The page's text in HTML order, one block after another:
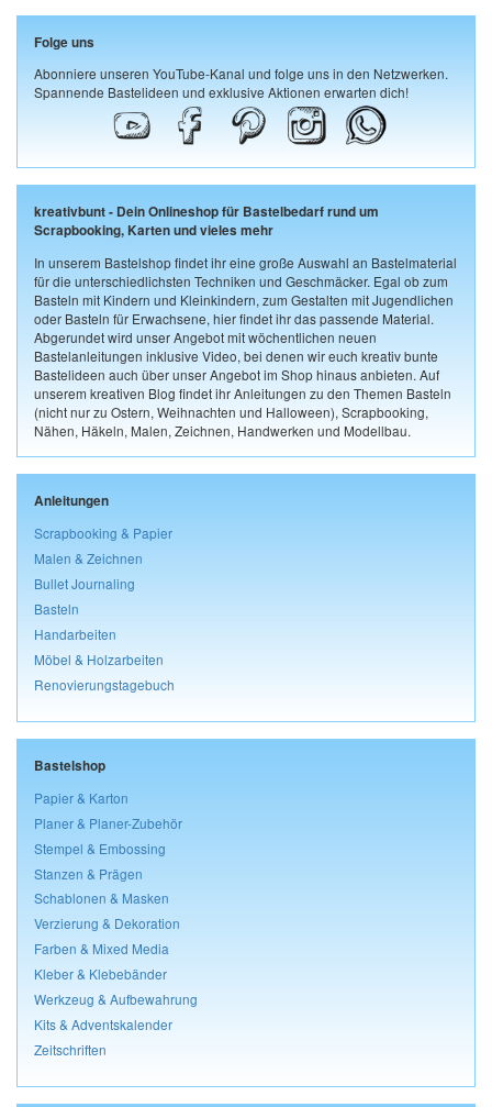
Folge uns
Abonniere unseren YouTube-Kanal und folge uns in den Netzwerken.
Spannende Bastelideen und exklusive Aktionen erwarten dich!
kreativbunt - Dein Onlineshop für Bastelbedarf rund um
Scrapbooking, Karten und vieles mehr
In unserem Bastelshop findet ihr eine große Auswahl an Bastelmaterial
für die unterschiedlichsten Techniken und Geschmäcker. Egal ob zum
Basteln mit Kindern und Kleinkindern, zum Gestalten mit Jugendlichen
oder Basteln für Erwachsene, hier findet ihr das passende Material.
Abgerundet wird unser Angebot mit wöchentlichen neuen
Bastelanleitungen inklusive Video, bei denen wir euch kreativ bunte
Bastelideen auch über unser Angebot im Shop hinaus anbieten. Auf
unserem kreativen Blog findet ihr Anleitungen zu den Themen Basteln
(nicht nur zu Ostern, Weihnachten und Halloween), Scrapbooking,
Nähen, Häkeln, Malen, Zeichnen, Handwerken und Modellbau.
Anleitungen
Scrapbooking & Papier
Malen & Zeichnen
Bullet Journaling
Basteln
Handarbeiten
Möbel & Holzarbeiten
Renovierungstagebuch
Bastelshop
Papier & Karton
Planer & Planer-Zubehör
Stempel & Embossing
Stanzen & Prägen
Schablonen & Masken
Verzierung & Dekoration
Farben & Mixed Media
Kleber & Klebebänder
Werkzeug & Aufbewahrung
Kits & Adventskalender
Zeitschriften